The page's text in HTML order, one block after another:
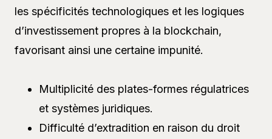
les spécificités technologiques et les logiques
d’investissement propres à la blockchain,
favorisant ainsi une certaine impunité.
Multiplicité des plates-formes régulatrices
et systèmes juridiques.
Difficulté d’extradition en raison du droit